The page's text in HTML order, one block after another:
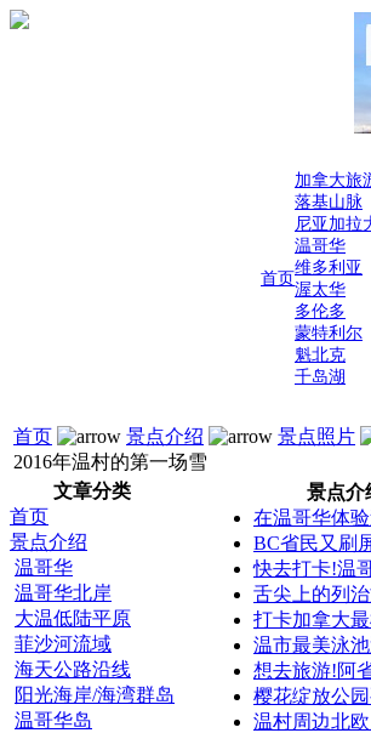
首页
加拿大旅
落基山脉
尼亚加拉
温哥华
维多利亚
渥太华
多伦多
蒙特利尔
魁北克
千岛湖
首页 景点介绍 景点照片
2016年温村的第一场雪
文章分类
首页
景点介绍
温哥华
温哥华北岸
大温低陆平原
菲沙河流域
海天公路沿线
阳光海岸/海湾群岛
温哥华岛
景点介
在温哥华体
BC省民又刷
快去打卡!温
舌尖上的列
打卡加拿大
温市最美泳
想去旅游!阿
樱花绽放公
温村周边北